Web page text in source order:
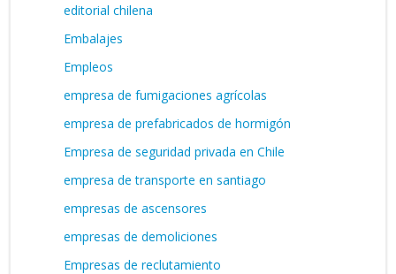
editorial chilena
Embalajes
Empleos
empresa de fumigaciones agrícolas
empresa de prefabricados de hormigón
Empresa de seguridad privada en Chile
empresa de transporte en santiago
empresas de ascensores
empresas de demoliciones
Empresas de reclutamiento